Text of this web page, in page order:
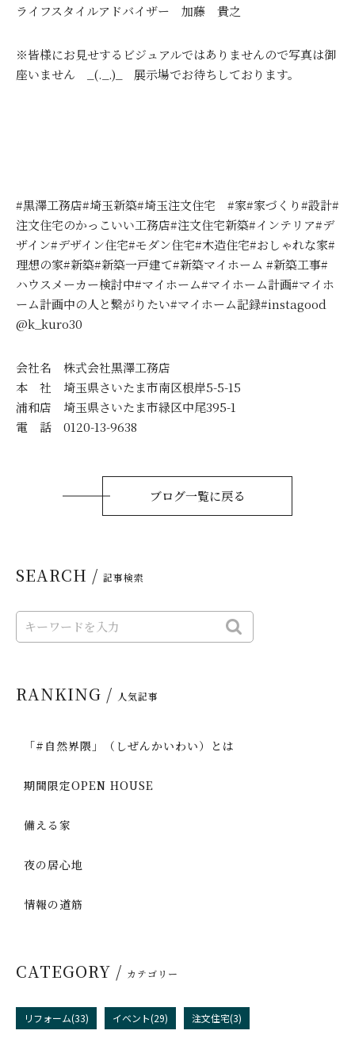
ライフスタイルアドバイザー 加藤 貴之
※皆様にお見せするビジュアルではありませんので写真は御
座いません _(._.)_ 展示場でお待ちしております。
#黒澤工務店#埼玉新築#埼玉注文住宅 #家#家づくり#設計#
注文住宅のかっこいい工務店#注文住宅新築#インテリア#デ
ザイン#デザイン住宅#モダン住宅#木造住宅#おしゃれな家#
理想の家#新築#新築一戸建て#新築マイホーム #新築工事#
ハウスメーカー検討中#マイホーム#マイホーム計画#マイホ
ーム計画中の人と繋がりたい#マイホーム記録#instagood
@k_kuro30
会社名 株式会社黒澤工務店
本 社 埼玉県さいたま市南区根岸5-5-15
浦和店 埼玉県さいたま市緑区中尾395-1
電 話 0120-13-9638
ブログ一覧に戻る
SEARCH / 記事検索
RANKING / 人気記事
「#自然界隈」（しぜんかいわい）とは
期間限定OPEN HOUSE
備える家
夜の居心地
情報の道筋
CATEGORY / カテゴリー
リフォーム(33) イベント(29) 注文住宅(3)